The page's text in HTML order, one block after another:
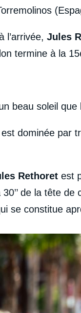
l’arrivée,Jules
termine à la
beau soleil
dominée par
Rethoret est
30’’ de la tête
se constitue